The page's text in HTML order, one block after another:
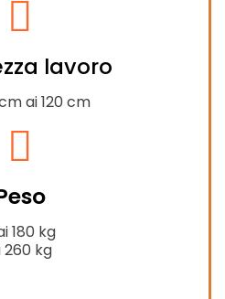
expand-
alt
lavoro
ai 120 cm
weight-
hanging
180 kg
260 kg